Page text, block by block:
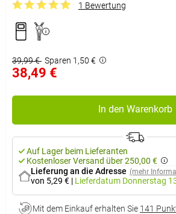
1 Bewertung
39,99 € Sparen 1,50 €
38,49 €
In den Warenkorb
Auf Lager beim Lieferanten
Kostenloser Versand über 250,00 €
Lieferung an die Adresse (mehr
von 5,29 € | Lieferdatum Donnerstag
Mit dem Einkauf erhalten Sie 141